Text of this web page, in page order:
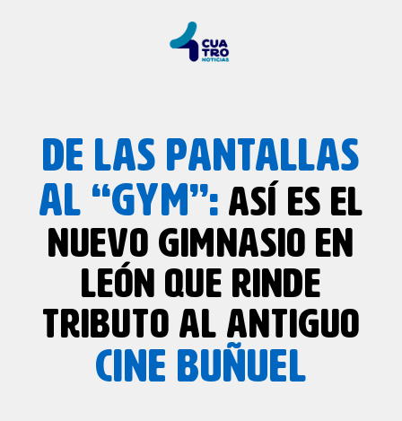
DE LAS PANTALLAS
AL “GYM”: ASÍ ES EL
NUEVO GIMNASIO EN
LEÓN QUE RINDE
TRIBUTO AL ANTIGUO
CINE BUÑUEL